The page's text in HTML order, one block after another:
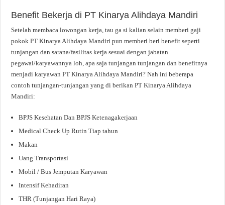
Benefit Bekerja di PT Kinarya Alihdaya Mandiri
Setelah membaca lowongan kerja, tau ga si kalian selain memberi gaji
pokok PT Kinarya Alihdaya Mandiri pun memberi beri benefit seperti
tunjangan dan sarana/fasilitas kerja sesuai dengan jabatan
pegawai/karyawannya loh, apa saja tunjangan tunjangan dan benefitnya
menjadi karyawan PT Kinarya Alihdaya Mandiri? Nah ini beberapa
contoh tunjangan-tunjangan yang di berikan PT Kinarya Alihdaya
Mandiri:
BPJS Kesehatan Dan BPJS Ketenagakerjaan
Medical Check Up Rutin Tiap tahun
Makan
Uang Transportasi
Mobil / Bus Jemputan Karyawan
Intensif Kehadiran
THR (Tunjangan Hari Raya)